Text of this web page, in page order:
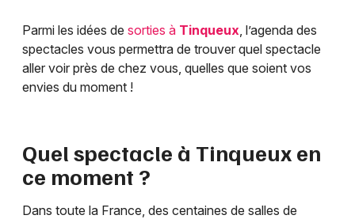
Parmi les idées de sorties à Tinqueux , l’agenda des
spectacles vous permettra de trouver quel spectacle
aller voir près de chez vous, quelles que soient vos
envies du moment !
Quel spectacle à Tinqueux en
ce moment ?
Dans toute la France, des centaines de salles de